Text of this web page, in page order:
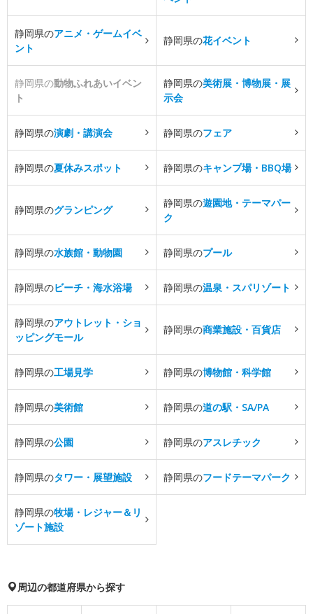
静岡県のアニメ・ゲームイベ
ント
静岡県の花イベント
静岡県の動物ふれあいイベン
ト
静岡県の美術展・博物展・展
示会
静岡県の演劇・講演会 静岡県のフェア
静岡県の夏休みスポット 静岡県のキャンプ場・BBQ場
静岡県のグランピング
静岡県の遊園地・テーマパー
ク
静岡県の水族館・動物園 静岡県のプール
静岡県のビーチ・海水浴場 静岡県の温泉・スパリゾート
静岡県のアウトレット・ショ
ッピングモール
静岡県の商業施設・百貨店
静岡県の工場見学 静岡県の博物館・科学館
静岡県の美術館 静岡県の道の駅・SA/PA
静岡県の公園 静岡県のアスレチック
静岡県のタワー・展望施設 静岡県のフードテーマパーク
静岡県の牧場・レジャー＆リ
ゾート施設
周辺の都道府県から探す